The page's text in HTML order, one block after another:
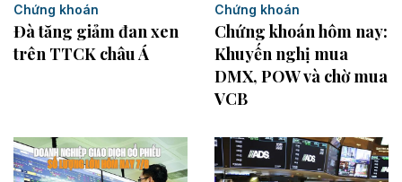
Chứng khoán
Đà tăng giảm đan xen
trên TTCK châu Á
Chứng khoán
Chứng khoán hôm nay:
Khuyến nghị mua
DMX, POW và chờ mua
VCB